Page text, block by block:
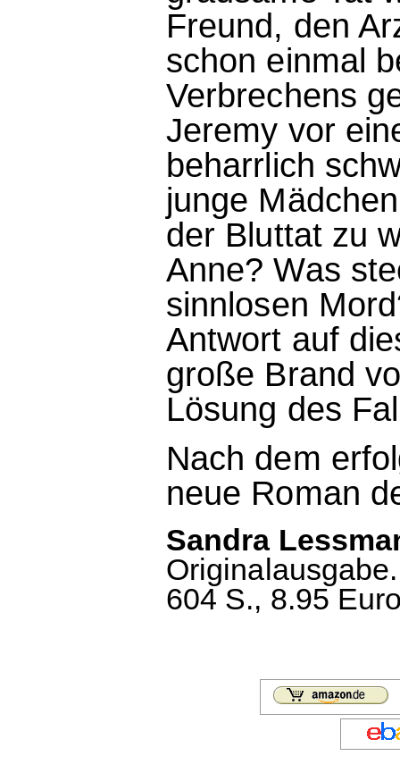
Freund, den
schon einmal
Verbrechens
Jeremy vor
beharrlich
junge
der Bluttat zu
Anne? Was
sinnlosen
Antwort auf
große Brand
Lösung des
Nach dem
neue Roman
Sandra
604 S., 8.95